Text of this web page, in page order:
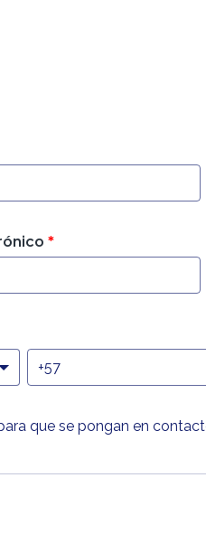
*
que se pongan en